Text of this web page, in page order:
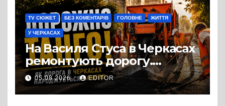
TV СЮЖЕТ БЕЗ КОМЕНТАРІВ ГОЛОВНЕ ЖИТТЯ
У ЧЕРКАСАХ
На Василя Стуса в Черкасах
ремонтують дорогу.
Роботи ведуться на ділянці
від провулка Івана Сірка до
вулиці Надпільної
05.08.2026 EDITOR